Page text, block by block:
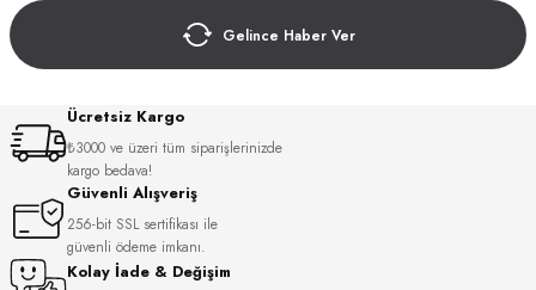
Gelince Haber Ver
Ücretsiz Kargo
₺3000 ve üzeri tüm siparişlerinizde
kargo bedava!
Güvenli Alışveriş
256-bit SSL sertifikası ile
güvenli ödeme imkanı.
Kolay İade & Değişim